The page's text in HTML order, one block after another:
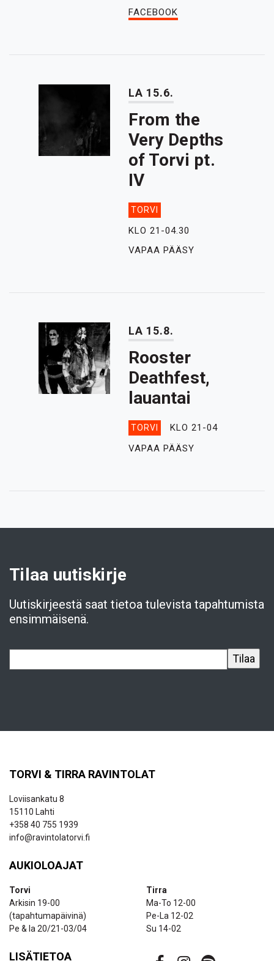
FACEBOOK
LA 15.6.
From the
Very Depths
of Torvi pt.
IV
TORVI
KLO 21-04.30
VAPAA PÄÄSY
LA 15.8.
Rooster
Deathfest,
lauantai
TORVI
KLO 21-04
VAPAA PÄÄSY
Tilaa uutiskirje
Uutiskirjeestä saat tietoa tulevista tapahtumista
ensimmäisenä.
TORVI & TIRRA RAVINTOLAT
Loviisankatu 8
15110 Lahti
+358 40 755 1939
info@ravintolatorvi.fi
AUKIOLOAJAT
Torvi
Arkisin 19-00
(tapahtumapäivinä)
Pe & la 20/21-03/04
Tirra
Ma-To 12-00
Pe-La 12-02
Su 14-02
LISÄTIETOA